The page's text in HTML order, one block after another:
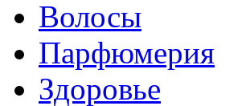
Волосы
Парфюмерия
Здоровье